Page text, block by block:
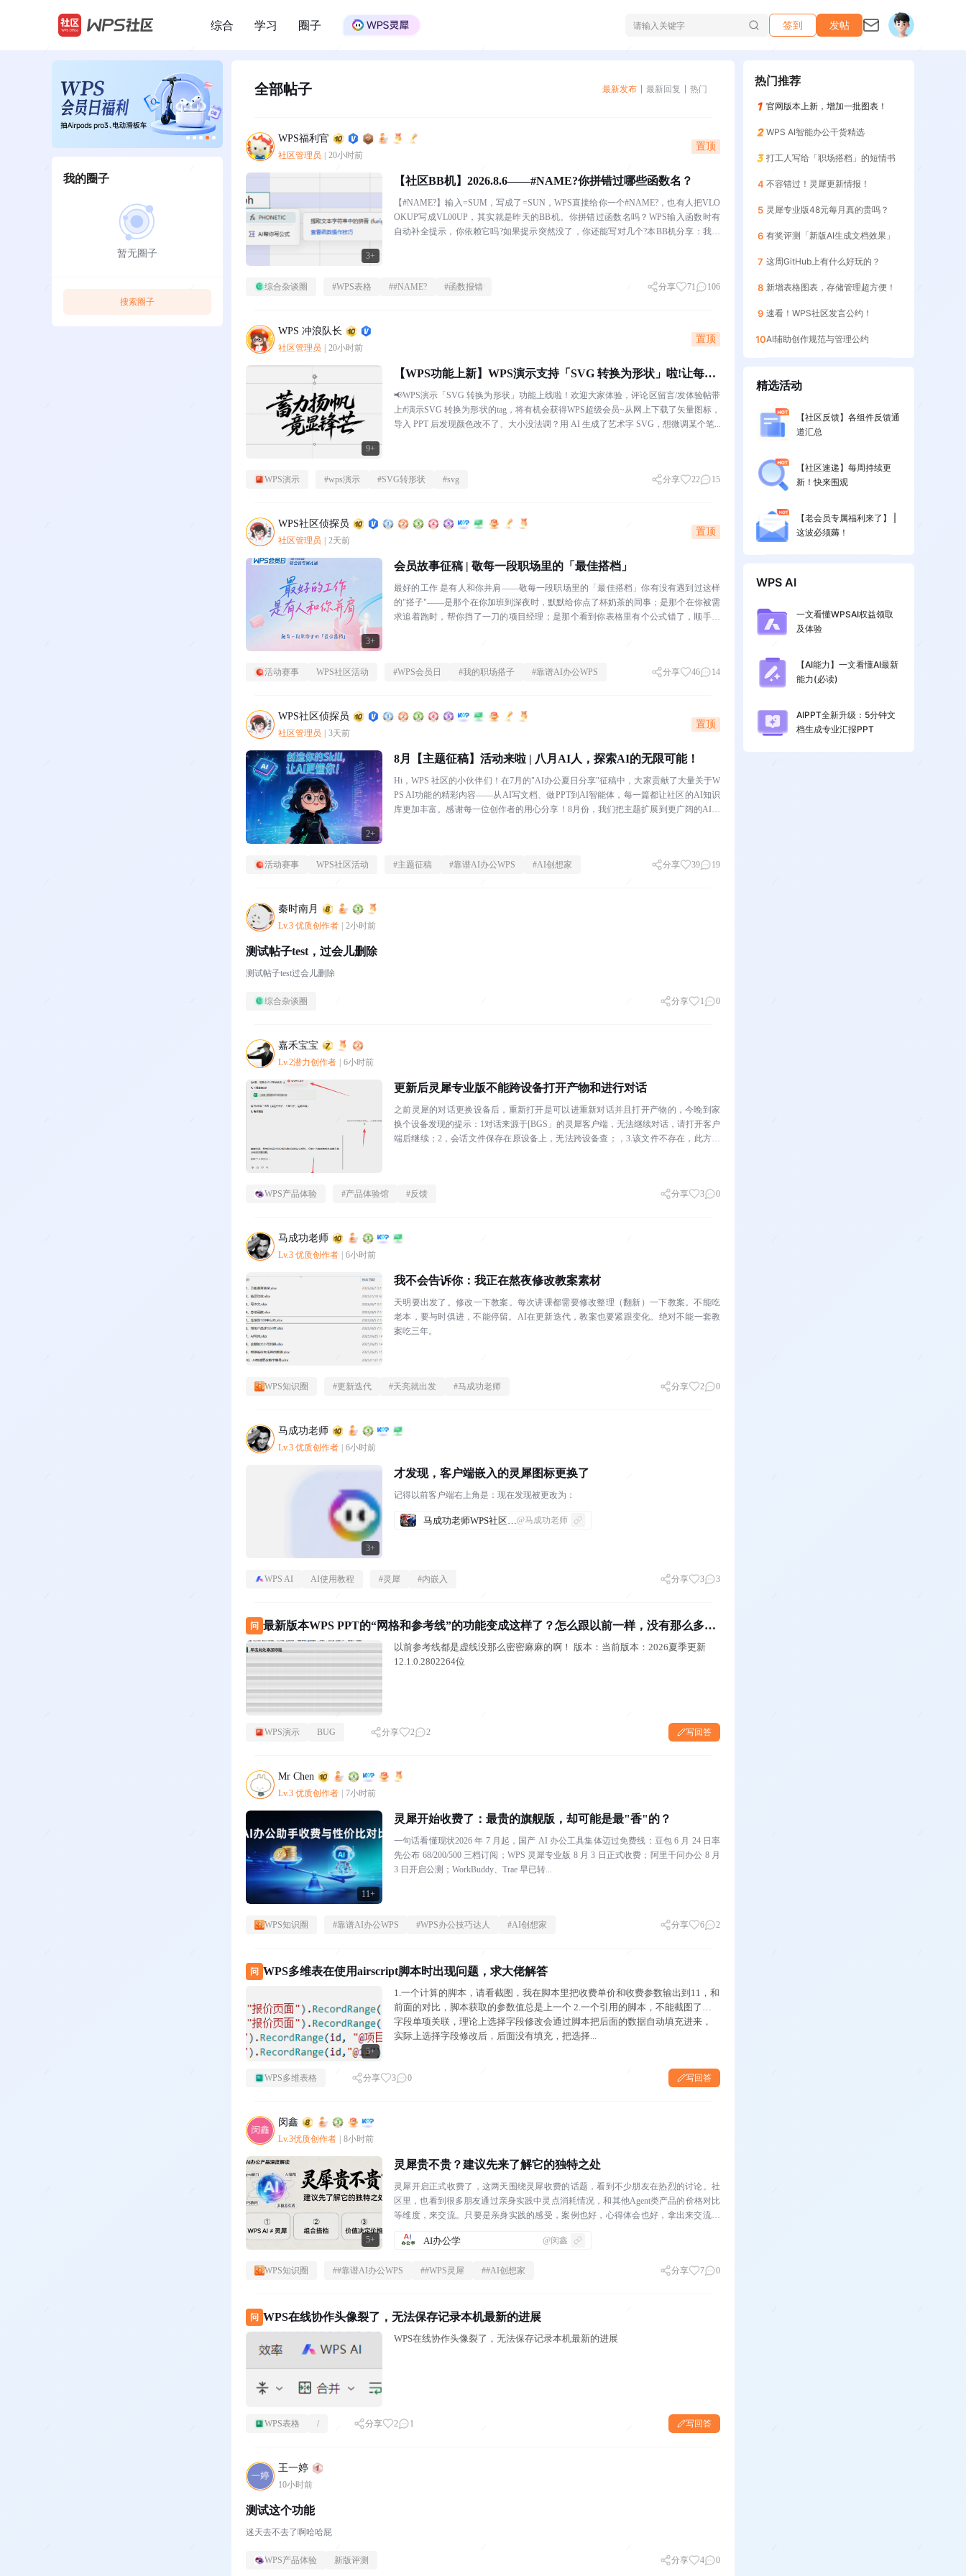
/
综合 学习 圈子 签到 发帖
我的圈子
暂无圈子
搜索圈子
全部帖子 最新发布 最新回复 热门
WPS福利官
社区管理员 20小时前
置顶
3+
【社区BB机】2026.8.6——#NAME?你拼错过哪些函数名？
【#NAME?】输入=SUM，写成了=SUN，WPS直接给你一个#NAME?，也有人把VLO
OKUP写成VL00UP，其实就是昨天的BB机。你拼错过函数名吗？WPS输入函数时有
自动补全提示，你依赖它吗?如果提示突然没了，你还能写对几个?本BB机分享：我十
综合杂谈圈 #WPS表格 ##NAME? #函数报错 分享 71 106
WPS 冲浪队长
社区管理员 20小时前
置顶
9+
【WPS功能上新】WPS演示支持「SVG 转换为形状」啦!让每一
张矢量素材，都可随心编辑
📢WPS演示「SVG 转换为形状」功能上线啦！欢迎大家体验，评论区留言/发体验帖带
上#演示SVG 转换为形状的tag，将有机会获得WPS超级会员~从网上下载了矢量图标，
导入 PPT 后发现颜色改不了、大小没法调？用 AI 生成了艺术字 SVG，想微调某个笔...
WPS演示 #wps演示 #SVG转形状 #svg 分享 22 15
WPS社区侦探员
社区管理员 2天前
置顶
3+
会员故事征稿 | 敬每一段职场里的「最佳搭档」
最好的工作 是有人和你并肩——敬每一段职场里的「最佳搭档」你有没有遇到过这样
的"搭子"——是那个在你加班到深夜时，默默给你点了杯奶茶的同事；是那个在你被需
求追着跑时，帮你挡了一刀的项目经理；是那个看到你表格里有个公式错了，顺手帮
活动赛事 WPS社区活动 #WPS会员日 #我的职场搭子 #靠谱AI办公WPS 分享 46 14
WPS社区侦探员
社区管理员 3天前
置顶
2+
8月【主题征稿】活动来啦 | 八月AI人，探索AI的无限可能！
Hi，WPS 社区的小伙伴们！在7月的"AI办公夏日分享"征稿中，大家贡献了大量关于W
PS AI功能的精彩内容——从AI写文档、做PPT到AI智能体，每一篇都让社区的AI知识
库更加丰富。感谢每一位创作者的用心分享！8月份，我们把主题扩展到更广阔的AI世
活动赛事 WPS社区活动 #主题征稿 #靠谱AI办公WPS #AI创想家 分享 39 19
秦时南月
Lv.3 优质创作者 2小时前
测试帖子test，过会儿删除
测试帖子test过会儿删除
综合杂谈圈 分享 1 0
嘉禾宝宝
Lv.2潜力创作者 6小时前
更新后灵犀专业版不能跨设备打开产物和进行对话
之前灵犀的对话更换设备后，重新打开是可以进重新对话并且打开产物的，今晚到家
换个设备发现的提示：1对话来源于[BGS」的灵犀客户端，无法继续对话，请打开客户
端后继续；2，会话文件保存在原设备上，无法跨设备查；，3.该文件不存在，此方式
WPS产品体验 #产品体验馆 #反馈 分享 3 0
马成功老师
Lv.3 优质创作者 6小时前
我不会告诉你：我正在熬夜修改教案素材
天明要出发了。修改一下教案。每次讲课都需要修改整理（翻新）一下教案。不能吃
老本，要与时俱进，不能停留。AI在更新迭代，教案也要紧跟变化。绝对不能一套教
案吃三年。
WPS知识圈 #更新迭代 #天亮就出发 #马成功老师 分享 2 0
马成功老师
Lv.3 优质创作者 6小时前
3+
才发现，客户端嵌入的灵犀图标更换了
记得以前客户端右上角是：现在发现被更改为：
@马成功老师
WPS AI AI使用教程 #灵犀 #内嵌入 分享 3 3
问 最新版本WPS PPT的“网格和参考线”的功能变成这样了？怎么跟以前一样，没有那么多黑
线啊！
以前参考线都是虚线没那么密密麻麻的啊！ 版本：当前版本：2026夏季更新
12.1.0.2802264位
WPS演示 BUG 分享 2 2 写回答
Mr Chen
Lv.3 优质创作者 7小时前
11+
灵犀开始收费了：最贵的旗舰版，却可能是最"香"的？
一句话看懂现状2026 年 7 月起，国产 AI 办公工具集体迈过免费线：豆包 6 月 24 日率
先公布 68/200/500 三档订阅；WPS 灵犀专业版 8 月 3 日正式收费；阿里千问办公 8 月
3 日开启公测；WorkBuddy、Trae 早已转...
WPS知识圈 #靠谱AI办公WPS #WPS办公技巧达人 #AI创想家 分享 6 2
问 WPS多维表在使用airscript脚本时出现问题，求大佬解答
5+
1.一个计算的脚本，请看截图，我在脚本里把收费单价和收费参数输出到11，和
前面的对比，脚本获取的参数值总是上一个 2.一个引用的脚本，不能截图了，
字段单项关联，理论上选择字段修改会通过脚本把后面的数据自动填充进来，
实际上选择字段修改后，后面没有填充，把选择...
WPS多维表格 分享 3 0 写回答
闵鑫
Lv.3优质创作者 8小时前
5+
灵犀贵不贵？建议先来了解它的独特之处
灵犀开启正式收费了，这两天围绕灵犀收费的话题，看到不少朋友在热烈的讨论。社
区里，也看到很多朋友通过亲身实践中灵点消耗情况，和其他Agent类产品的价格对比
等维度，来交流。只要是亲身实践的感受，案例也好，心得体会也好，拿出来交流讨
AI办公学 @闵鑫
WPS知识圈 ##靠谱AI办公WPS ##WPS灵犀 ##AI创想家 分享 7 0
问 WPS在线协作头像裂了，无法保存记录本机最新的进展
WPS在线协作头像裂了，无法保存记录本机最新的进展
WPS表格 / 分享 2 1 写回答
王一婷
10小时前
测试这个功能
迷天去不去了啊哈哈屁
WPS产品体验 新版评测 分享 4 0
热门推荐
官网版本上新，增加一批图表！
WPS AI智能办公干货精选
打工人写给「职场搭档」的短情书
4 不容错过！灵犀更新情报！
5 灵犀专业版48元每月真的贵吗？
6 有奖评测「新版AI生成文档效果」
7 这周GitHub上有什么好玩的？
8 新增表格图表，存储管理超方便！
9 速看！WPS社区发言公约！
10AI辅助创作规范与管理公约
精选活动
【社区反馈】各组件反馈通
道汇总
【社区速递】每周持续更
新！快来围观
【老会员专属福利来了】 |
这波必须薅！
WPS AI
一文看懂WPSAI权益领取
及体验
【AI能力】一文看懂AI最新
能力(必读)
AIPPT全新升级：5分钟文
档生成专业汇报PPT